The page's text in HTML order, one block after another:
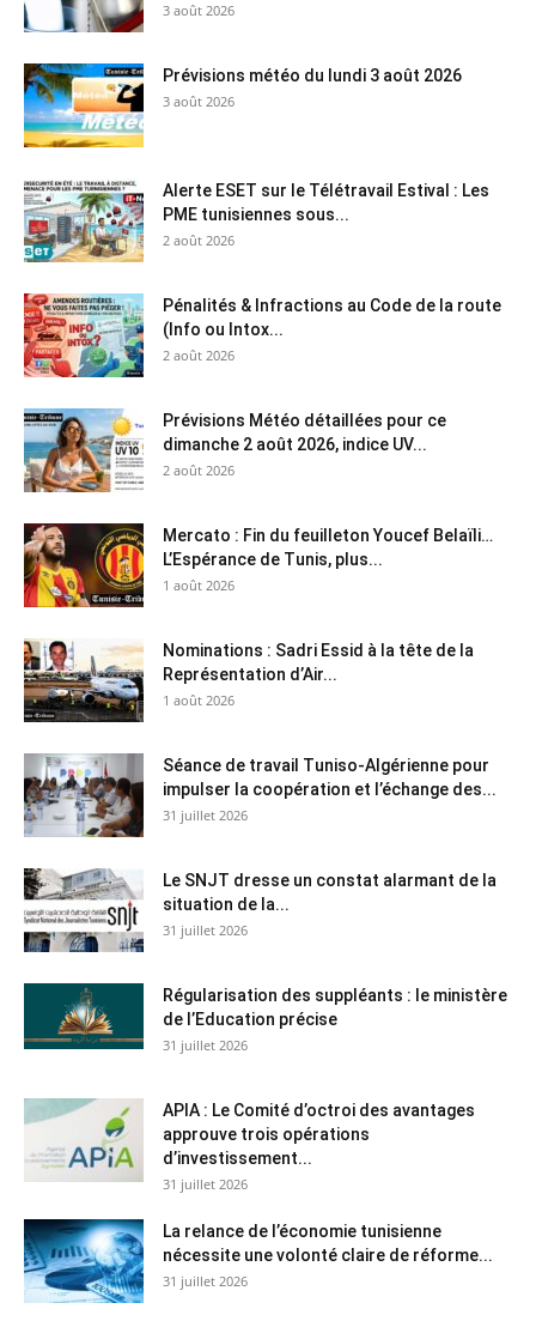
3 août 2026
Prévisions météo du lundi 3 août 2026
3 août 2026
Alerte ESET sur le Télétravail Estival : Les
PME tunisiennes sous...
2 août 2026
Pénalités & Infractions au Code de la route
(Info ou Intox...
2 août 2026
Prévisions Météo détaillées pour ce
dimanche 2 août 2026, indice UV...
2 août 2026
Mercato : Fin du feuilleton Youcef Belaïli…
L’Espérance de Tunis, plus...
1 août 2026
Nominations : Sadri Essid à la tête de la
Représentation d’Air...
1 août 2026
Séance de travail Tuniso-Algérienne pour
impulser la coopération et l’échange des...
31 juillet 2026
Le SNJT dresse un constat alarmant de la
situation de la...
31 juillet 2026
Régularisation des suppléants : le ministère
de l’Education précise
31 juillet 2026
APIA : Le Comité d’octroi des avantages
approuve trois opérations
d’investissement...
31 juillet 2026
La relance de l’économie tunisienne
nécessite une volonté claire de réforme...
31 juillet 2026